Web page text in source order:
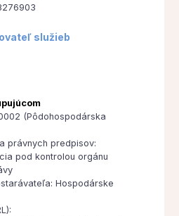
služieb
(Pôdohospodárska
právnych predpisov:
pod kontrolou orgánu
Hospodárske